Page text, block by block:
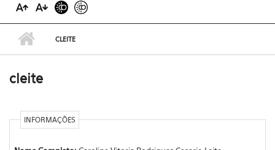
CLEITE
cleite
INFORMAÇÕES